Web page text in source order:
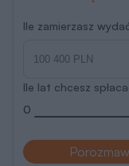
Ile zamierzasz
Ile lat chcesz
0